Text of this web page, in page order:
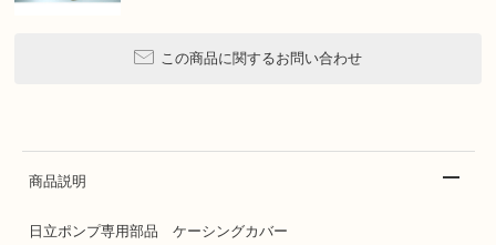
この商品に関するお問い合わせ
商品説明
日立ポンプ専用部品 ケーシングカバー